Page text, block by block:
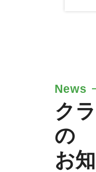
News
ク
の
お